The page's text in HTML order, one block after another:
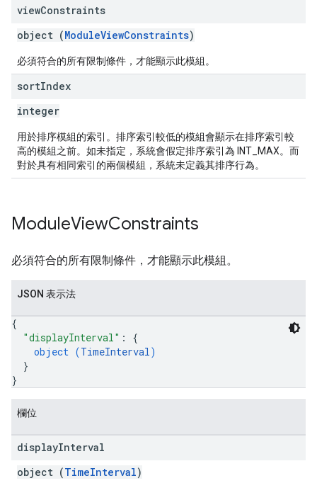
viewConstraints
object (ModuleViewConstraints)
必須符合的所有限制條件，才能顯示此模組。
sortIndex
integer
用於排序模組的索引。排序索引較低的模組會顯示在排序索引較
高的模組之前。如未指定，系統會假定排序索引為 INT_MAX。而
對於具有相同索引的兩個模組，系統未定義其排序行為。
ModuleViewConstraints
必須符合的所有限制條件，才能顯示此模組。
JSON 表示法
{
"displayInterval" : {
object (TimeInterval)
}
}
欄位
displayInterval
object (TimeInterval)